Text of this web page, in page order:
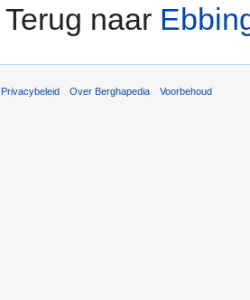
Terug naar
Privacybeleid Over Berghapedia Voorbehoud